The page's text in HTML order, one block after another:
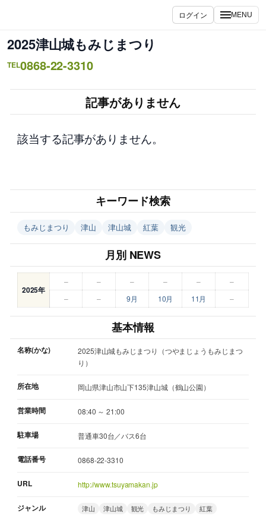
を
ス
キ
ログイン MENU
2025津山城もみじまつり
TEL0868-22-3310
記事がありません
該当する記事がありません。
キーワード検索
もみじまつり 津山 津山城 紅葉 観光
月別 NEWS
2025年
– – – – –
–
–
– 9月 10月 11月 –
基本情報
名称(かな)
2025津山城もみじまつり（つやまじょうもみじまつ
り）
所在地 岡山県津山市山下135津山城（鶴山公園）
営業時間 08:40 ～ 21:00
駐車場 普通車30台／バス6台
電話番号 0868-22-3310
URL http://www.tsuyamakan.jp
ジャンル 津山 津山城 観光 もみじまつり 紅葉